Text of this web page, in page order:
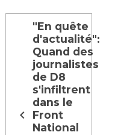
"En quête
d'actualité":
Quand des
journalistes
de D8
s'infiltrent
dans le
Front
National